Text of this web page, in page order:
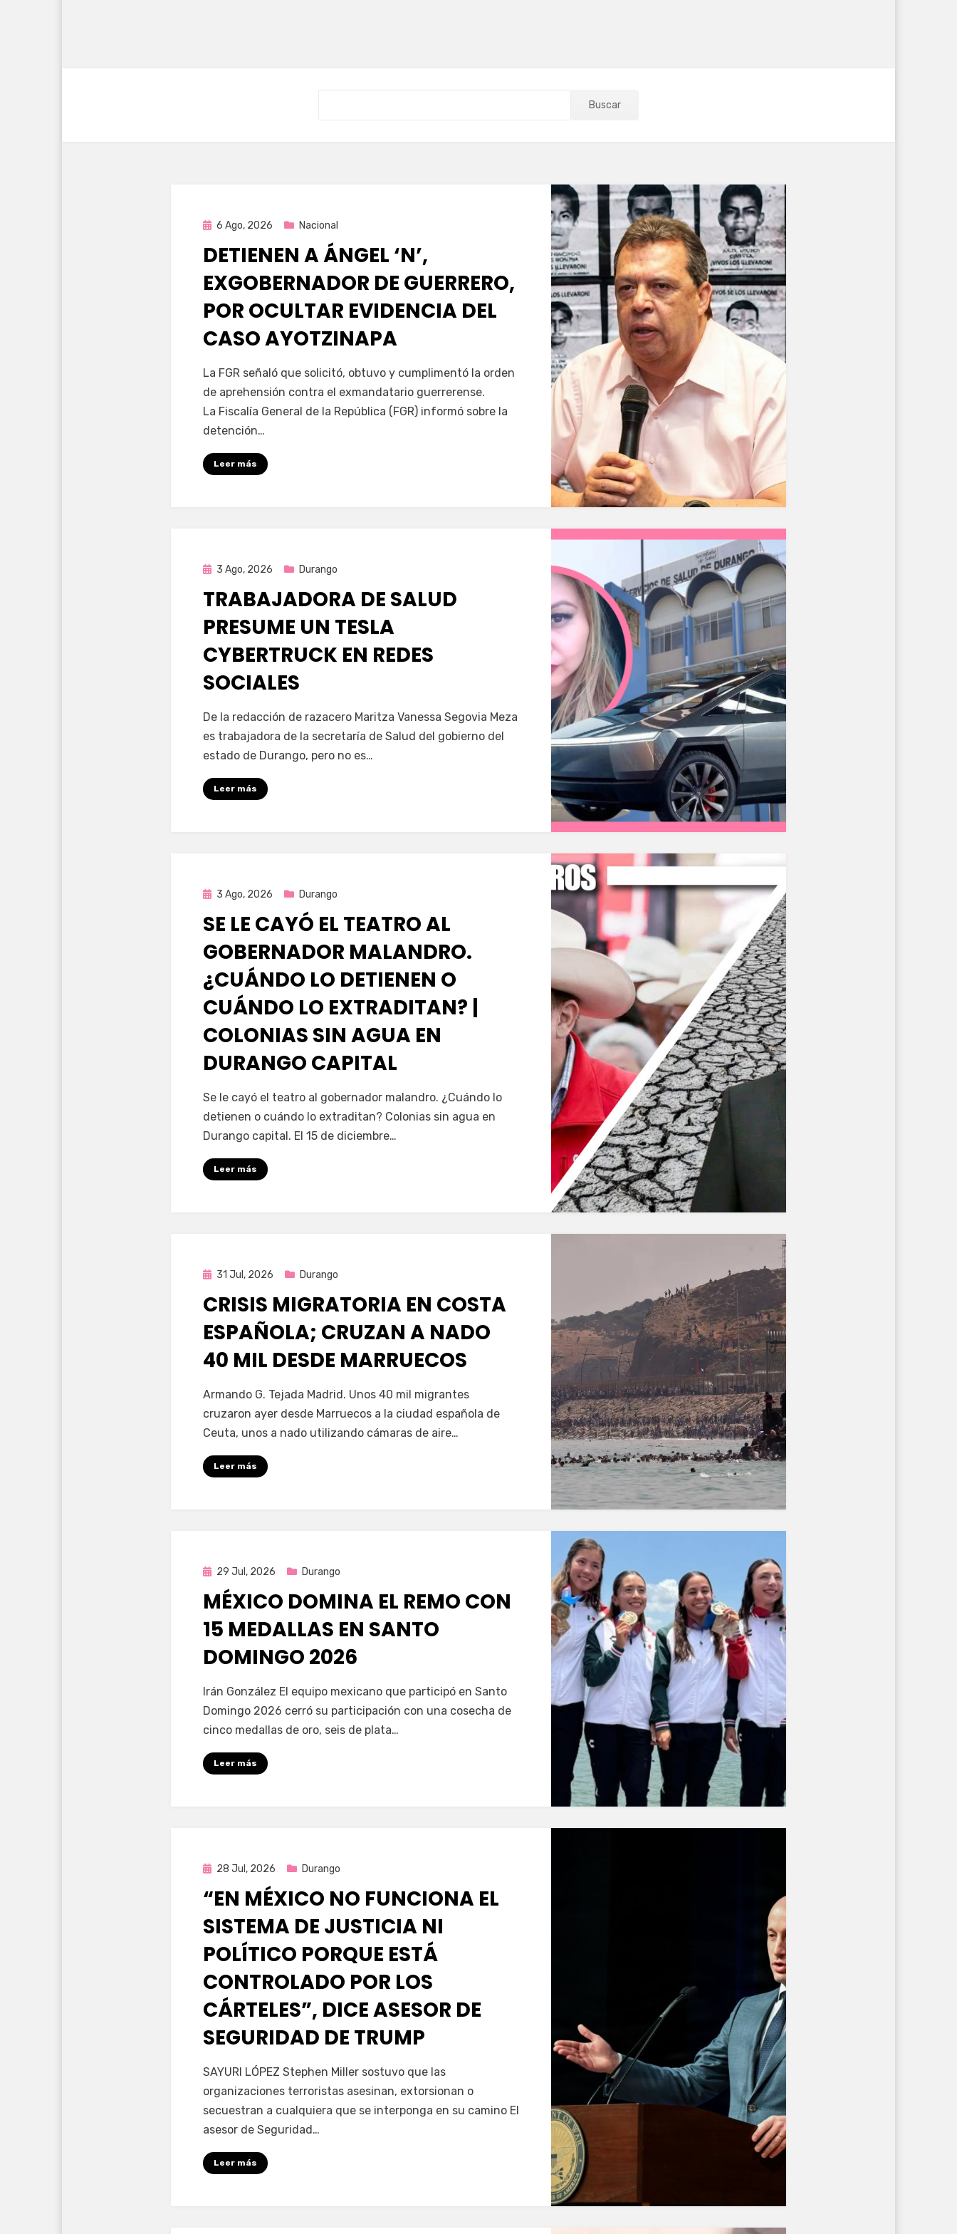
Buscar
Publicada
6 Ago, 2026 Nacional
DETIENEN A ÁNGEL ‘N’,
EXGOBERNADOR DE GUERRERO,
POR OCULTAR EVIDENCIA DEL
CASO AYOTZINAPA
porFernando Miranda Servín
La FGR señaló que solicitó, obtuvo y cumplimentó la orden
de aprehensión contra el exmandatario guerrerense.
La Fiscalía General de la República (FGR) informó sobre la
detención…
Leer más
Publicada
3 Ago, 2026 Durango
TRABAJADORA DE SALUD
PRESUME UN TESLA
CYBERTRUCK EN REDES
SOCIALES
porFernando Miranda Servín
De la redacción de razacero Maritza Vanessa Segovia Meza
es trabajadora de la secretaría de Salud del gobierno del
estado de Durango, pero no es…
Leer más
Publicada
3 Ago, 2026 Durango
SE LE CAYÓ EL TEATRO AL
GOBERNADOR MALANDRO.
¿CUÁNDO LO DETIENEN O
CUÁNDO LO EXTRADITAN? |
COLONIAS SIN AGUA EN
DURANGO CAPITAL
porFernando Miranda Servín
Se le cayó el teatro al gobernador malandro. ¿Cuándo lo
detienen o cuándo lo extraditan? Colonias sin agua en
Durango capital. El 15 de diciembre…
Leer más
Publicada
31 Jul, 2026 Durango
CRISIS MIGRATORIA EN COSTA
ESPAÑOLA; CRUZAN A NADO
40 MIL DESDE MARRUECOS
porFernando Miranda Servín
Armando G. Tejada Madrid. Unos 40 mil migrantes
cruzaron ayer desde Marruecos a la ciudad española de
Ceuta, unos a nado utilizando cámaras de aire…
Leer más
Publicada
29 Jul, 2026 Durango
MÉXICO DOMINA EL REMO CON
15 MEDALLAS EN SANTO
DOMINGO 2026
porFernando Miranda Servín
Irán González El equipo mexicano que participó en Santo
Domingo 2026 cerró su participación con una cosecha de
cinco medallas de oro, seis de plata…
Leer más
Publicada
28 Jul, 2026 Durango
“EN MÉXICO NO FUNCIONA EL
SISTEMA DE JUSTICIA NI
POLÍTICO PORQUE ESTÁ
CONTROLADO POR LOS
CÁRTELES”, DICE ASESOR DE
SEGURIDAD DE TRUMP
porFernando Miranda Servín
SAYURI LÓPEZ Stephen Miller sostuvo que las
organizaciones terroristas asesinan, extorsionan o
secuestran a cualquiera que se interponga en su camino El
asesor de Seguridad…
Leer más